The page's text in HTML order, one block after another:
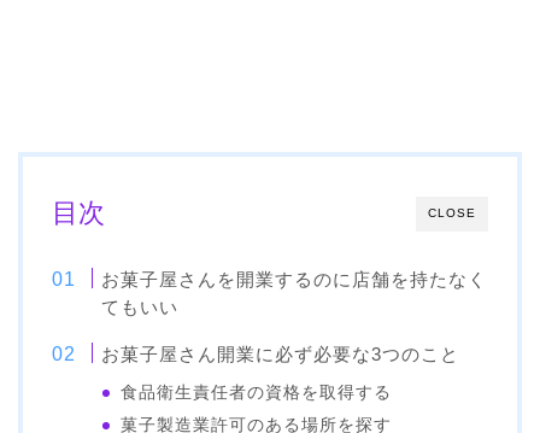
CLOSE
目次
お菓子屋さんを開業するのに店舗を持たなく
てもいい
お菓子屋さん開業に必ず必要な3つのこと
食品衛生責任者の資格を取得する
菓子製造業許可のある場所を探す